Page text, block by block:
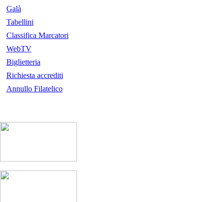
Galà
Tabellini
Classifica Marcatori
WebTV
Biglietteria
Richiesta accrediti
Annullo Filatelico